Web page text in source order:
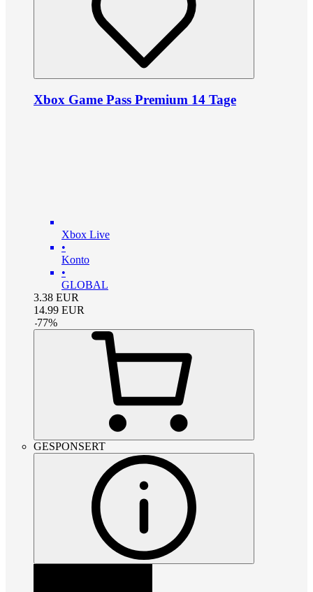
Xbox Game Pass Premium 14 Tage
Xbox Live
•
Konto
•
GLOBAL
3.38 EUR
14.99 EUR
-77%
GESPONSERT